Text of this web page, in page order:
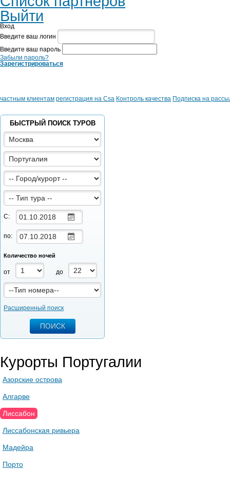
Выйти
Вход
Введите ваш логин
Введите ваш пароль
Забыли пароль?
Зарегистрироваться
частным клиентам регистрация на Csa Контроль качества Подписка на
БЫСТРЫЙ ПОИСК ТУРОВ
С:
по:
Количество ночей
от до
Расширенный поиск
Курорты Португалии
Азорские острова
Алгарве
Лиссабон
Лиссабонская ривьера
Мадейра
Порто